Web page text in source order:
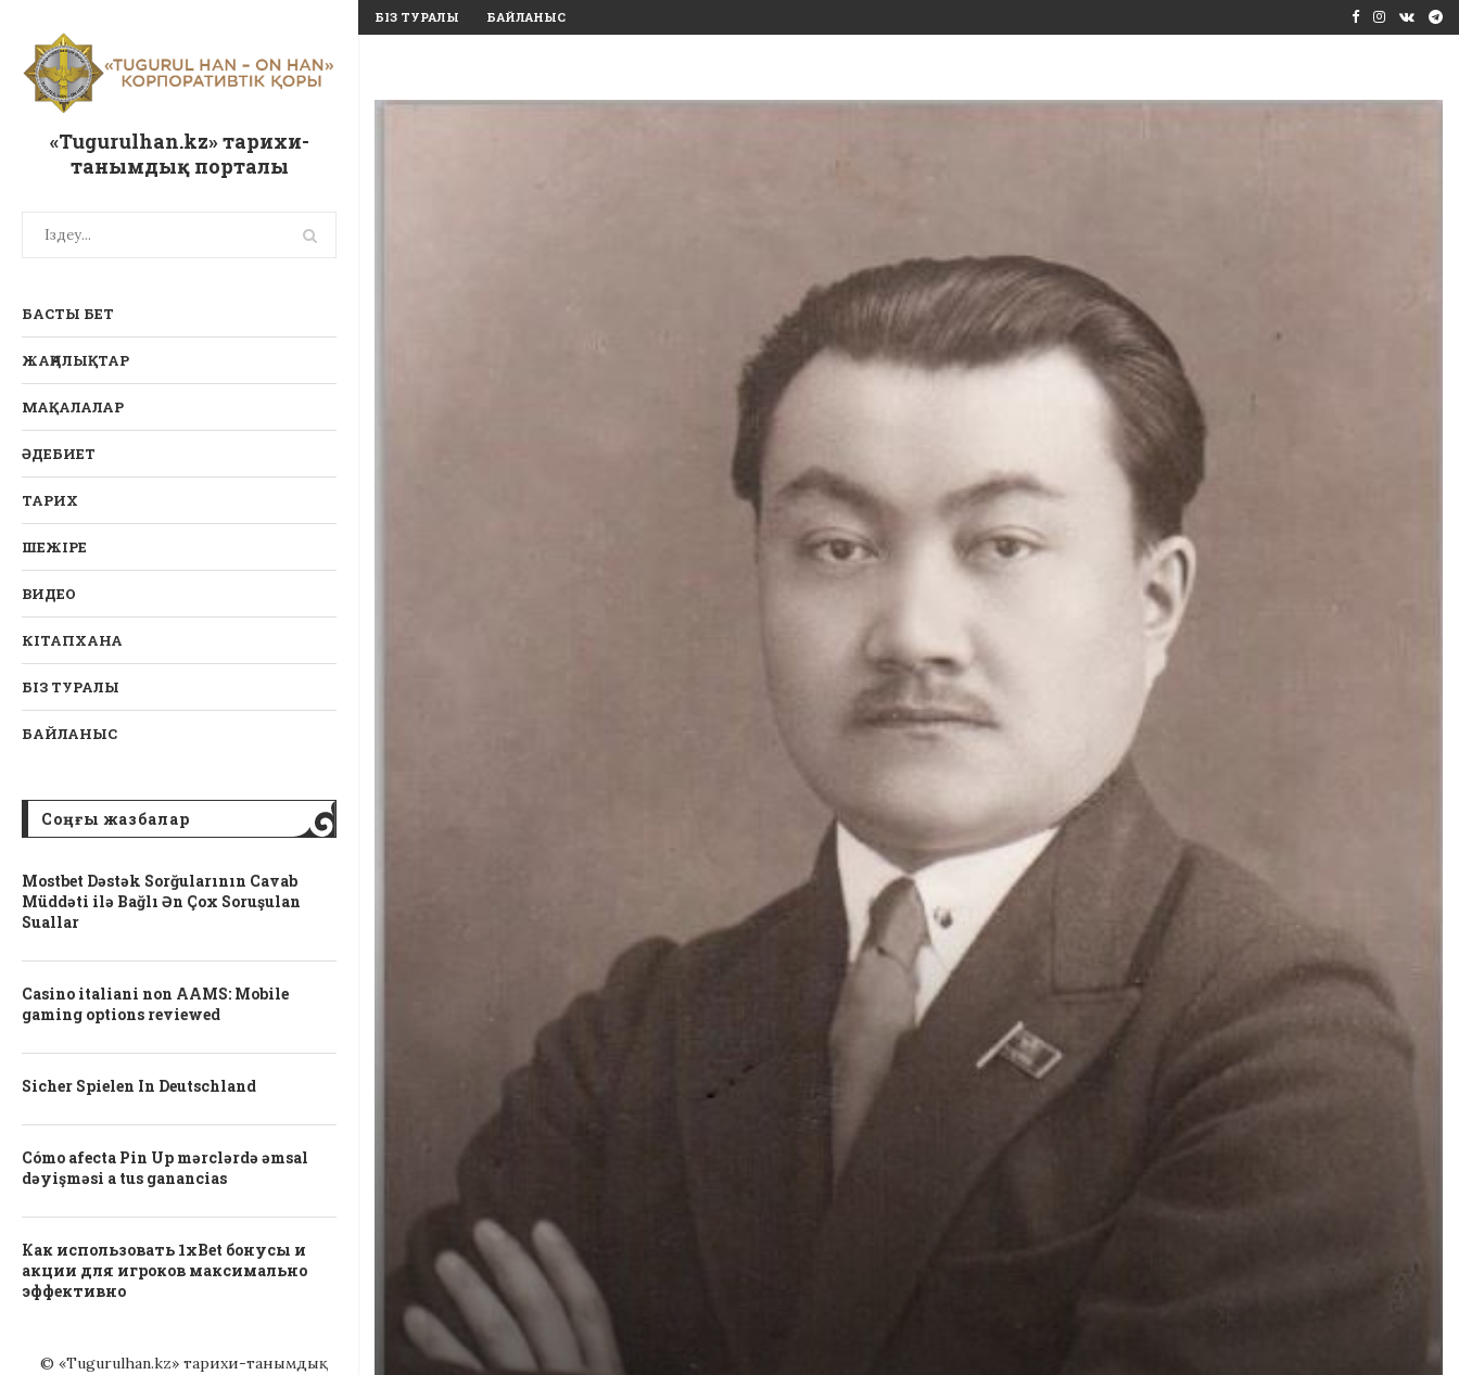
«Tugurulhan.kz» тарихи-
танымдық порталы
БАСТЫ БЕТ
ЖАҢАЛЫҚТАР
МАҚАЛАЛАР
ӘДЕБИЕТ
ТАРИХ
ШЕЖІРЕ
ВИДЕО
КІТАПХАНА
БІЗ ТУРАЛЫ
БАЙЛАНЫС
Соңғы жазбалар
Mostbet Dəstək Sorğularının Cavab
Müddəti ilə Bağlı Ən Çox Soruşulan
Suallar
Casino italiani non AAMS: Mobile
gaming options reviewed
Sicher Spielen In Deutschland
Cómo afecta Pin Up mərclərdə əmsal
dəyişməsi a tus ganancias
Как использовать 1xBet бонусы и
акции для игроков максимально
эффективно
© «Tugurulhan.kz» тарихи-танымдық
БІЗ ТУРАЛЫ БАЙЛАНЫС